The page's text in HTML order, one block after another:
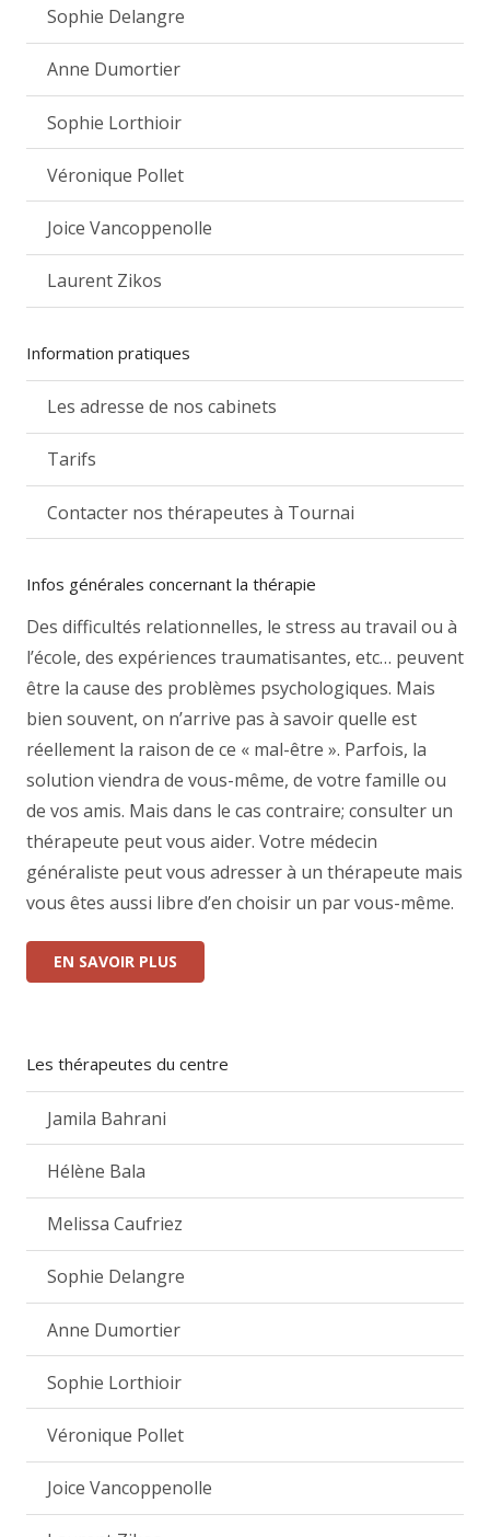
Sophie Delangre
Anne Dumortier
Sophie Lorthioir
Véronique Pollet
Joice Vancoppenolle
Laurent Zikos
Information pratiques
Les adresse de nos cabinets
Tarifs
Contacter nos thérapeutes à Tournai
Infos générales concernant la thérapie
Des difficultés relationnelles, le stress au travail ou à
l’école, des expériences traumatisantes, etc… peuvent
être la cause des problèmes psychologiques. Mais
bien souvent, on n’arrive pas à savoir quelle est
réellement la raison de ce « mal-être ». Parfois, la
solution viendra de vous-même, de votre famille ou
de vos amis. Mais dans le cas contraire; consulter un
thérapeute peut vous aider. Votre médecin
généraliste peut vous adresser à un thérapeute mais
vous êtes aussi libre d’en choisir un par vous-même.
EN SAVOIR PLUS
Les thérapeutes du centre
Jamila Bahrani
Hélène Bala
Melissa Caufriez
Sophie Delangre
Anne Dumortier
Sophie Lorthioir
Véronique Pollet
Joice Vancoppenolle